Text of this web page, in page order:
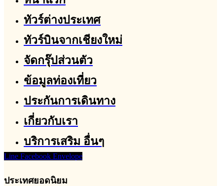
ทัวร์ต่างประเทศ
ทัวร์บินจากเชียงใหม่
จัดกรุ๊ปส่วนตัว
ข้อมูลท่องเที่ยว
ประกันการเดินทาง
เกี่ยวกับเรา
บริการเสริม อื่นๆ
Line Facebook Envelope
ประเทศยอดนิยม